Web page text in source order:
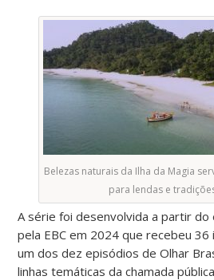
Belezas naturais da Ilha da Magia
para lendas e
A série foi desenvolvida a partir do
pela EBC em 2024 que recebeu 36
um dos dez episódios de Olhar
linhas temáticas da chamada